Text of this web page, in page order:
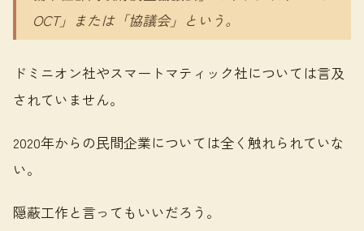
OCT」または「協議会」という。
ドミニオン社やスマートマティック社については言及
されていません。
2020年からの民間企業については全く触れられていな
い。
隠蔽工作と言ってもいいだろう。